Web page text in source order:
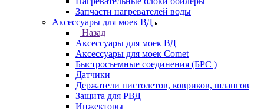
Запчасти нагревателей воды
Аксессуары для моек ВД
Назад
Аксессуары для моек ВД
Аксессуары для моек Comet
Быстросъемные соединения (БРС )
Датчики
Держатели пистолетов, ковриков, шлангов
Защита для РВД
Инжекторы